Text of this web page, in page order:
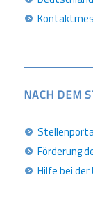
NACH DEM
Förderung
Hilfe bei